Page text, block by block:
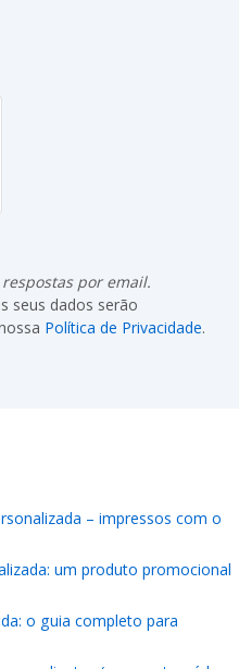
por email.
seus dados serão
Política de Privacidade.
– impressos com o
um produto promocional
o guia completo para